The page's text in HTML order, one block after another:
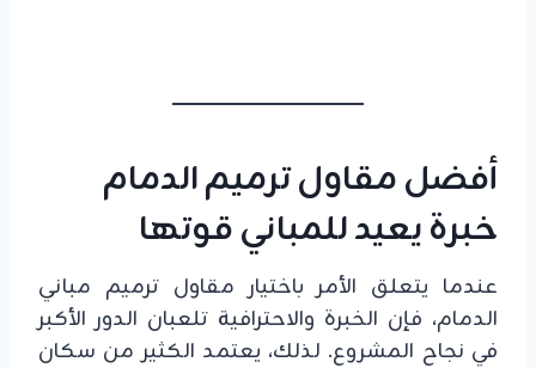
أفضل مقاول ترميم الدمام
خبرة يعيد للمباني قوتها
عندما يتعلق الأمر باختيار مقاول ترميم مباني
الدمام، فإن الخبرة والاحترافية تلعبان الدور الأكبر
في نجاح المشروع. لذلك، يعتمد الكثير من سكان